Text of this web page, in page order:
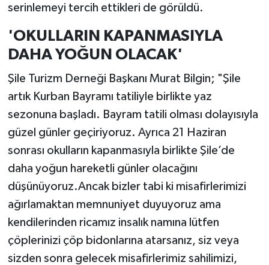
serinlemeyi tercih ettikleri de görüldü.
'OKULLARIN KAPANMASIYLA
DAHA YOĞUN OLACAK'
Şile Turizm Derneği Başkanı Murat Bilgin; "Şile
artık Kurban Bayramı tatiliyle birlikte yaz
sezonuna başladı. Bayram tatili olması dolayısıyla
güzel günler geçiriyoruz. Ayrıca 21 Haziran
sonrası okulların kapanmasıyla birlikte Şile’de
daha yoğun hareketli günler olacağını
düşünüyoruz.Ancak bizler tabi ki misafirlerimizi
ağırlamaktan memnuniyet duyuyoruz ama
kendilerinden ricamız insalık namına lütfen
çöplerinizi çöp bidonlarına atarsanız, siz veya
sizden sonra gelecek misafirlerimiz sahilimizi,